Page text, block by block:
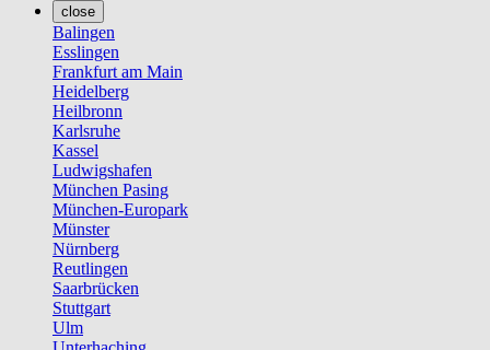
close
Balingen
Esslingen
Frankfurt am Main
Heidelberg
Heilbronn
Karlsruhe
Kassel
Ludwigshafen
München Pasing
München-Europark
Münster
Nürnberg
Reutlingen
Saarbrücken
Stuttgart
Ulm